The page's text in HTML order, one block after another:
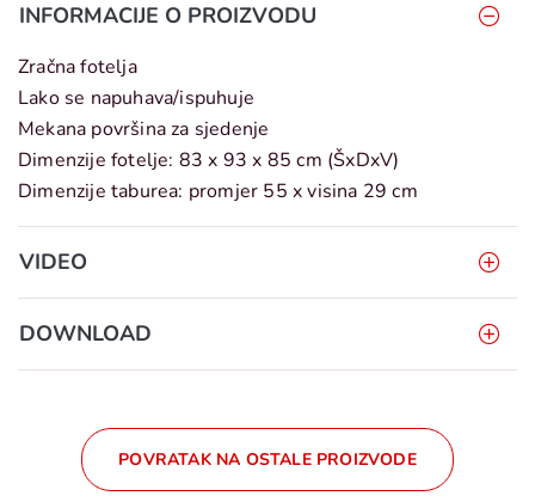
INFORMACIJE O PROIZVODU
Zračna fotelja
Lako se napuhava/ispuhuje
Mekana površina za sjedenje
Dimenzije fotelje: 83 x 93 x 85 cm (ŠxDxV)
Dimenzije taburea: promjer 55 x visina 29 cm
VIDEO
DOWNLOAD
POVRATAK NA OSTALE PROIZVODE